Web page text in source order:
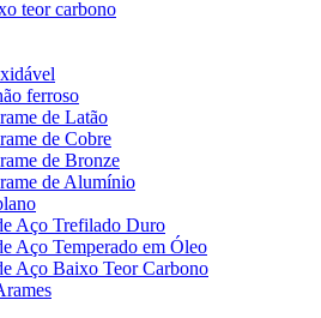
teor carbono
ferroso
de Latão
de Cobre
de Bronze
de Alumínio
Aço Trefilado Duro
Aço Temperado em Óleo
Aço Baixo Teor Carbono